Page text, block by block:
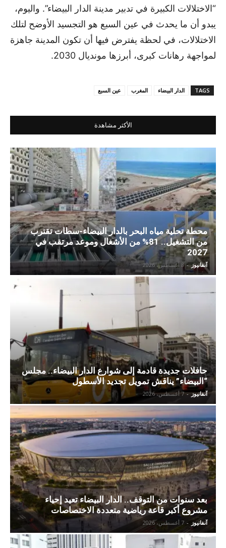
“الاختلالات الكبيرة في تدبير مدينة الدار البيضاء”. واليوم،
يبدو أن ما يحدث في عين السبع هو التجسيد الأوضح لتلك
الاختلالات، في لحظة يفترض فيها أن تكون المدينة جاهزة
لمواجهة رهانات كبرى، أبرزها مونديال 2030.
TAGS الدار البيضاء المغرب عين السبع
الأكثر مشاهدة
محطة تحلية مياه البحر بالدار البيضاء-سطات تقترب
من التشغيل.. 81% من الأشغال وموعد مرتقب في
2027
آنفانيوز - 8 أغسطس، 2026
حافلات جديدة قادمة إلى شوارع الدار البيضاء.. مجلس
“البيضاء” يناقش تمويل تجديد الأسطول
آنفانيوز - 7 أغسطس، 2026
بعد سنوات من التوقف.. الدار البيضاء تعيد إحياء
مشروع أكبر قاعة رياضية متعددة الاختصاصات
آنفانيوز - 7 أغسطس، 2026